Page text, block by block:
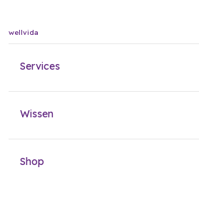
wellvida
Services
Wissen
Shop